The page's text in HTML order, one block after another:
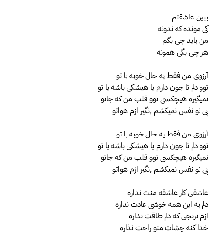
ببین عاشقتم
کی مونده که ندونه
من باید چی بگم
هر چی بگی همونه
آرزوی من فقط یه حال خوبه با تو
توو دلم تا جون دارم یا هیشکی باشه یا تو
نمیگیره هیچکسی توو قلب من که جاتو
بی تو نفس نمیکشم ,نگیر ازم هواتو
آرزوی من فقط یه حال خوبه با تو
توو دلم تا جون دارم یا هیشکی باشه یا تو
نمیگیره هیچکسی توو قلب من که جاتو
بی تو نفس نمیکشم ,نگیر ازم هواتو
عاشقی کار عاشقه منت نداره
دلم به این همه خوشی عادت نداره
ازم نرنجی که دلم طاقت نداره
خدا کنه چشات منو راحت نذاره